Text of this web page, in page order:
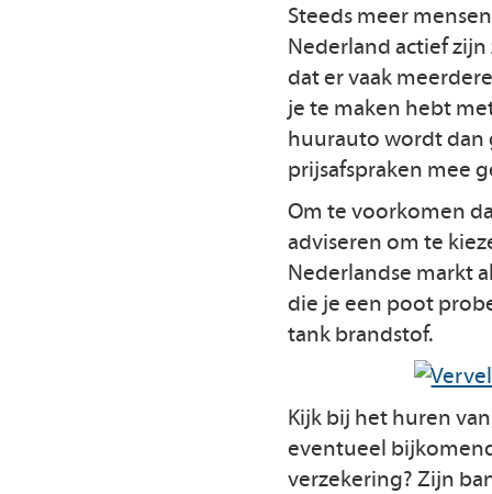
Steeds meer
Nederland actief zijn
dat er vaak
je te maken hebt
huurauto wordt dan
prijsafspraken mee
Om te voorkomen
adviseren om te
Nederlandse markt
die je een poot
tank brandstof.
Kijk bij het huren
eventueel
verzekering? Zijn